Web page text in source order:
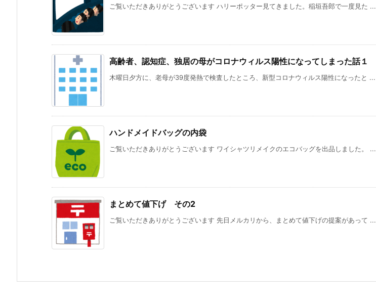
ご覧いただきありがとうございます ハリーポッター見てきました。稲垣吾郎で一度見た ...
高齢者、認知症、独居の母がコロナウィルス陽性になってしまった話１
木曜日夕方に、老母が39度発熱で検査したところ、新型コロナウィルス陽性になったと ...
ハンドメイドバッグの内袋
ご覧いただきありがとうございます ワイシャツリメイクのエコバッグを出品しました。 ...
まとめて値下げ その2
ご覧いただきありがとうございます 先日メルカリから、まとめて値下げの提案があって ...